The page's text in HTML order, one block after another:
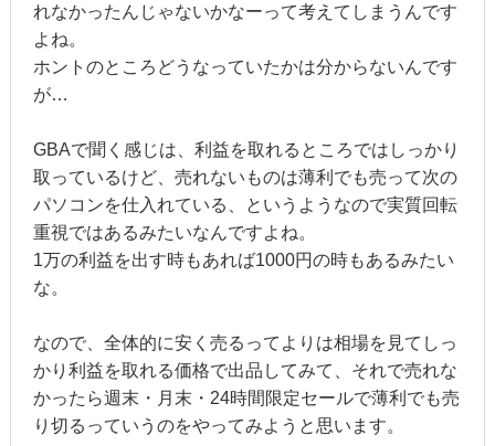
れなかったんじゃないかなーって考えてしまうんです
よね。
ホントのところどうなっていたかは分からないんです
が…
GBAで聞く感じは、利益を取れるところではしっかり
取っているけど、売れないものは薄利でも売って次の
パソコンを仕入れている、というようなので実質回転
重視ではあるみたいなんですよね。
1万の利益を出す時もあれば1000円の時もあるみたい
な。
なので、全体的に安く売るってよりは相場を見てしっ
かり利益を取れる価格で出品してみて、それで売れな
かったら週末・月末・24時間限定セールで薄利でも売
り切るっていうのをやってみようと思います。